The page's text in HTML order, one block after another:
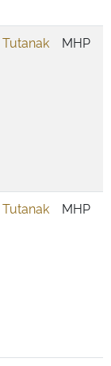
Tutanak MHP
Tutanak MHP